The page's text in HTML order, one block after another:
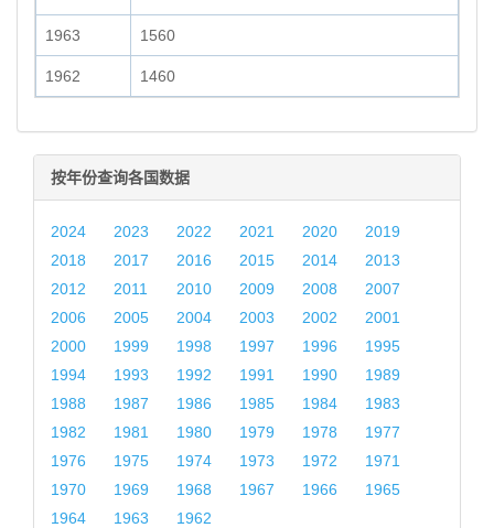
1963 1560
1962 1460
按年份查询各国数据
2024 2023 2022 2021 2020
2019
2018
2017 2016 2015 2014
2013
2012
2011 2010 2009 2008
2007
2006
2005 2004 2003 2002
2001
2000
1999 1998 1997 1996
1995
1994
1993 1992 1991 1990
1989
1988
1987 1986 1985 1984
1983
1982
1981 1980 1979 1978
1977
1976
1975 1974 1973 1972
1971
1970
1969 1968 1967 1966
1965
1964
1963 1962